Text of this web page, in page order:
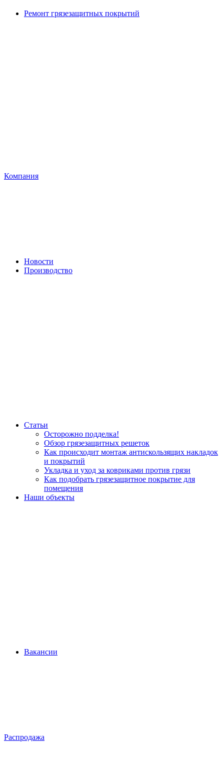
Ремонт грязезащитных покрытий
Компания
Новости
Производство
Статьи
Осторожно подделка!
Обзор грязезащитных решеток
Как происходит монтаж антискользящих накладок
и покрытий
Укладка и уход за ковриками против грязи
Как подобрать грязезащитное покрытие для
помещения
Наши объекты
Вакансии
Распродажа